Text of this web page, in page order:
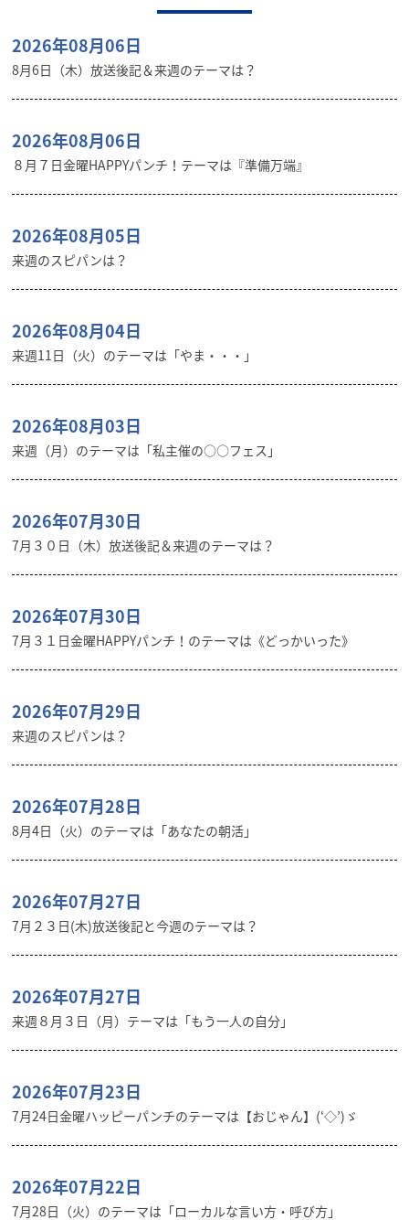
2026年08月06日
8月6日（木）放送後記＆来週のテーマは？
2026年08月06日
８月７日金曜HAPPYパンチ！テーマは『準備万端』
2026年08月05日
来週のスピパンは？
2026年08月04日
来週11日（火）のテーマは「やま・・・」
2026年08月03日
来週（月）のテーマは「私主催の○○フェス」
2026年07月30日
7月３０日（木）放送後記＆来週のテーマは？
2026年07月30日
7月３１日金曜HAPPYパンチ！のテーマは《どっかいった》
2026年07月29日
来週のスピパンは？
2026年07月28日
8月4日（火）のテーマは「あなたの朝活」
2026年07月27日
7月２３日(木)放送後記と今週のテーマは？
2026年07月27日
来週８月３日（月）テーマは「もう一人の自分」
2026年07月23日
7月24日金曜ハッピーパンチのテーマは【おじゃん】(‘◇’)ゞ
2026年07月22日
7月28日（火）のテーマは「ローカルな言い方・呼び方」